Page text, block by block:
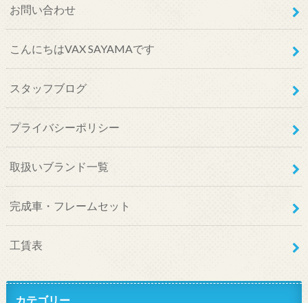
お問い合わせ
こんにちはVAX SAYAMAです
スタッフブログ
プライバシーポリシー
取扱いブランド一覧
完成車・フレームセット
工賃表
カテゴリー